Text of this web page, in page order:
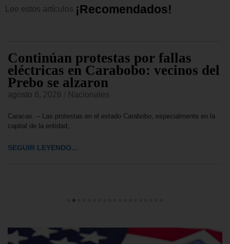
Lee estos artículos ¡Recomend ad os!
Continúan protestas por fallas
eléctricas en Carabobo: vecinos del
Prebo se alzaron
agosto 6, 2026 Nacionales
Caracas. – Las protestas en el estado Carabobo, especialmente en la
capital de la entidad,
SEGUIR LEYENDO...